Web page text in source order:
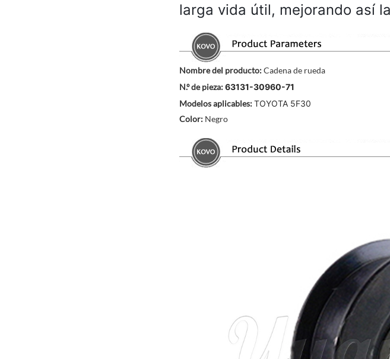
larga vida útil, mejorando así
Nombre del producto:Cadena de rueda
N.º de pieza:63131-30960-71
Modelos aplicables:TOYOTA 5F30
Color: Negro